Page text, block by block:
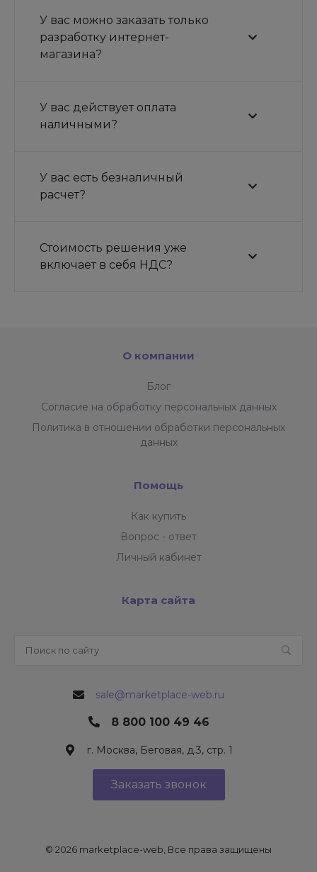
У вас можно заказать только
разработку интернет-
магазина?
У вас действует оплата
наличными?
У вас есть безналичный
расчет?
Стоимость решения уже
включает в себя НДС?
О компании
Блог
Согласие на обработку персональных данных
Политика в отношении обработки персональных
данных
Помощь
Как купить
Вопрос - ответ
Личный кабинет
Карта сайта
sale@marketplace-web.ru
8 800 100 49 46
г. Москва, Беговая, д.3, стр. 1
Заказать звонок
© 2026 marketplace-web, Все права защищены